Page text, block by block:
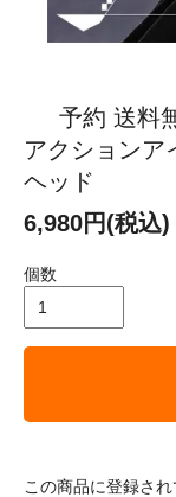
予約 送料
アクションア
ヘッド
6,980円(税込)
個数
この商品に登録さ